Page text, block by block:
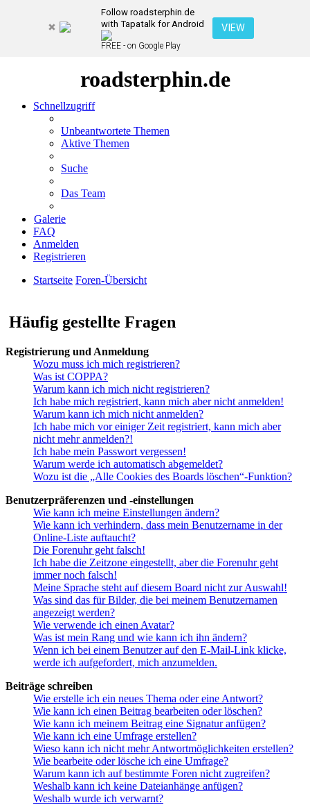
Follow roadsterphin.de
with Tapatalk for Android
FREE - on Google Play
VIEW
roadsterphin.de
Schnellzugriff
Unbeantwortete Themen
Aktive Themen
Suche
Das Team
Galerie
FAQ
Anmelden
Registrieren
Startseite Foren-Übersicht
Häufig gestellte Fragen
Registrierung und Anmeldung
Wozu muss ich mich registrieren?
Was ist COPPA?
Warum kann ich mich nicht registrieren?
Ich habe mich registriert, kann mich aber nicht anmelden!
Warum kann ich mich nicht anmelden?
Ich habe mich vor einiger Zeit registriert, kann mich aber
nicht mehr anmelden?!
Ich habe mein Passwort vergessen!
Warum werde ich automatisch abgemeldet?
Wozu ist die „Alle Cookies des Boards löschen“-Funktion?
Benutzerpräferenzen und -einstellungen
Wie kann ich meine Einstellungen ändern?
Wie kann ich verhindern, dass mein Benutzername in der
Online-Liste auftaucht?
Die Forenuhr geht falsch!
Ich habe die Zeitzone eingestellt, aber die Forenuhr geht
immer noch falsch!
Meine Sprache steht auf diesem Board nicht zur Auswahl!
Was sind das für Bilder, die bei meinem Benutzernamen
angezeigt werden?
Wie verwende ich einen Avatar?
Was ist mein Rang und wie kann ich ihn ändern?
Wenn ich bei einem Benutzer auf den E-Mail-Link klicke,
werde ich aufgefordert, mich anzumelden.
Beiträge schreiben
Wie erstelle ich ein neues Thema oder eine Antwort?
Wie kann ich einen Beitrag bearbeiten oder löschen?
Wie kann ich meinem Beitrag eine Signatur anfügen?
Wie kann ich eine Umfrage erstellen?
Wieso kann ich nicht mehr Antwortmöglichkeiten erstellen?
Wie bearbeite oder lösche ich eine Umfrage?
Warum kann ich auf bestimmte Foren nicht zugreifen?
Weshalb kann ich keine Dateianhänge anfügen?
Weshalb wurde ich verwarnt?